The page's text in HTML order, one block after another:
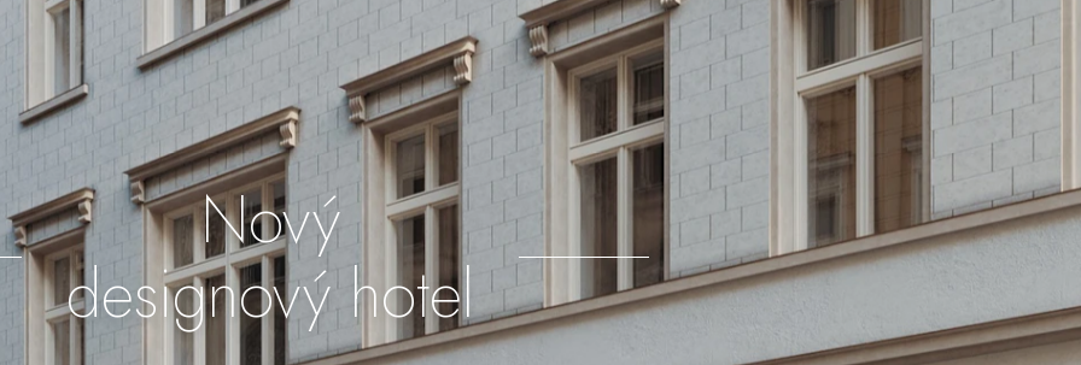
Nový
designový hotel